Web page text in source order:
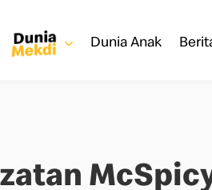
Dunia Anak